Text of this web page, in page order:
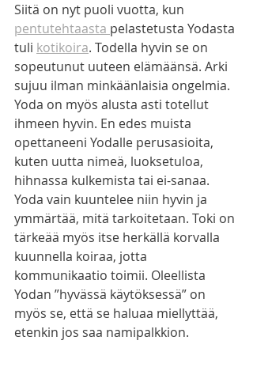
Siitä on nyt puoli vuotta, kun
pentutehtaasta pelastetusta Yodasta
tuli kotikoira. Todella hyvin se on
sopeutunut uuteen elämäänsä. Arki
sujuu ilman minkäänlaisia ongelmia.
Yoda on myös alusta asti totellut
ihmeen hyvin. En edes muista
opettaneeni Yodalle perusasioita,
kuten uutta nimeä, luoksetuloa,
hihnassa kulkemista tai ei-sanaa.
Yoda vain kuuntelee niin hyvin ja
ymmärtää, mitä tarkoitetaan. Toki on
tärkeää myös itse herkällä korvalla
kuunnella koiraa, jotta
kommunikaatio toimii. Oleellista
Yodan ”hyvässä käytöksessä” on
myös se, että se haluaa miellyttää,
etenkin jos saa namipalkkion.